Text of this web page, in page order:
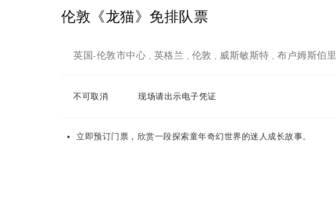
伦敦《龙猫》免排队票
英国-伦敦市中心 英格兰 伦敦 威斯敏斯特 布卢姆斯伯里
不可取消 现场请出示电子凭证
立即预订门票，欣赏一段探索童年奇幻世界的迷人成长故事。